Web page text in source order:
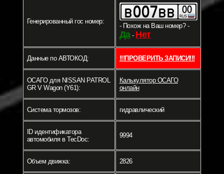
Генерированный гос номер:
- Похож на Ваш номер? -
Да- Нет
Данные по АВТОКОД: !!!ПРОВЕРИТЬ ЗАПИСИ!!!
ОСАГО для NISSAN PATROL
GR V Wagon (Y61):
Калькулятор ОСАГО
онлайн
Система тормозов: гидравлический
ID идентификатора
автомобиля в TecDoc:
9994
Объем движка: 2826